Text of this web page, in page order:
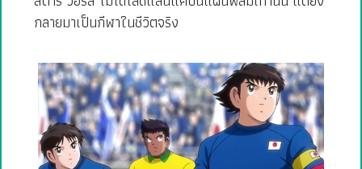
กลายมาเป็นกีฬาในชีวิตจริง